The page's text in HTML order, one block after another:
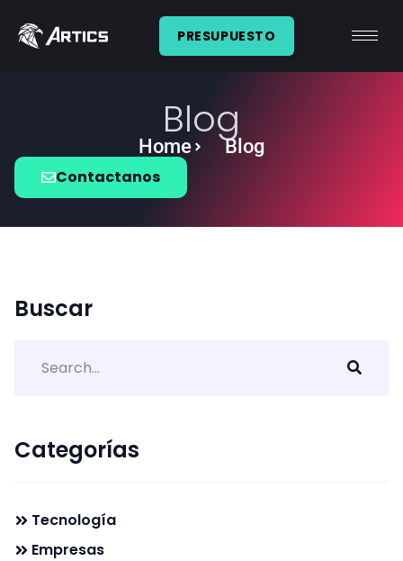
PRESUPUESTO
Blog
Home Blog
Contactanos
Buscar
Categorías
Tecnología
Empresas